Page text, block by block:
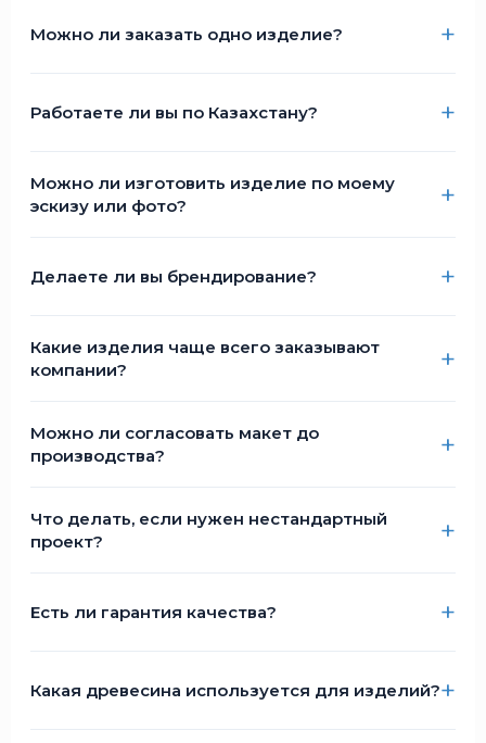
Можно ли заказать одно изделие?
Работаете ли вы по Казахстану?
Можно ли изготовить изделие по моему
эскизу или фото?
Делаете ли вы брендирование?
Какие изделия чаще всего заказывают
компании?
Можно ли согласовать макет до
производства?
Что делать, если нужен нестандартный
проект?
Есть ли гарантия качества?
Какая древесина используется для изделий?